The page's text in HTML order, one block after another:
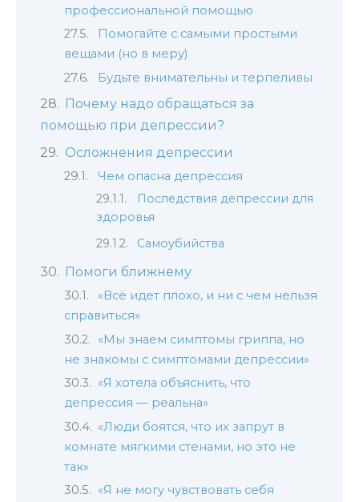
профессиональной помощью
Помогайте с самыми простыми
вещами (но в меру)
Будьте внимательны и терпеливы
Почему надо обращаться за
помощью при депрессии?
Осложнения депрессии
Чем опасна депрессия
Последствия депрессии для
здоровья
Самоубийства
Помоги ближнему
«Всё идет плохо, и ни с чем нельзя
справиться»
«Мы знаем симптомы гриппа, но
не знакомы с симптомами депрессии»
«Я хотела объяснить, что
депрессия — реальна»
«Люди боятся, что их запрут в
комнате мягкими стенами, но это не
так»
«Я не могу чувствовать себя